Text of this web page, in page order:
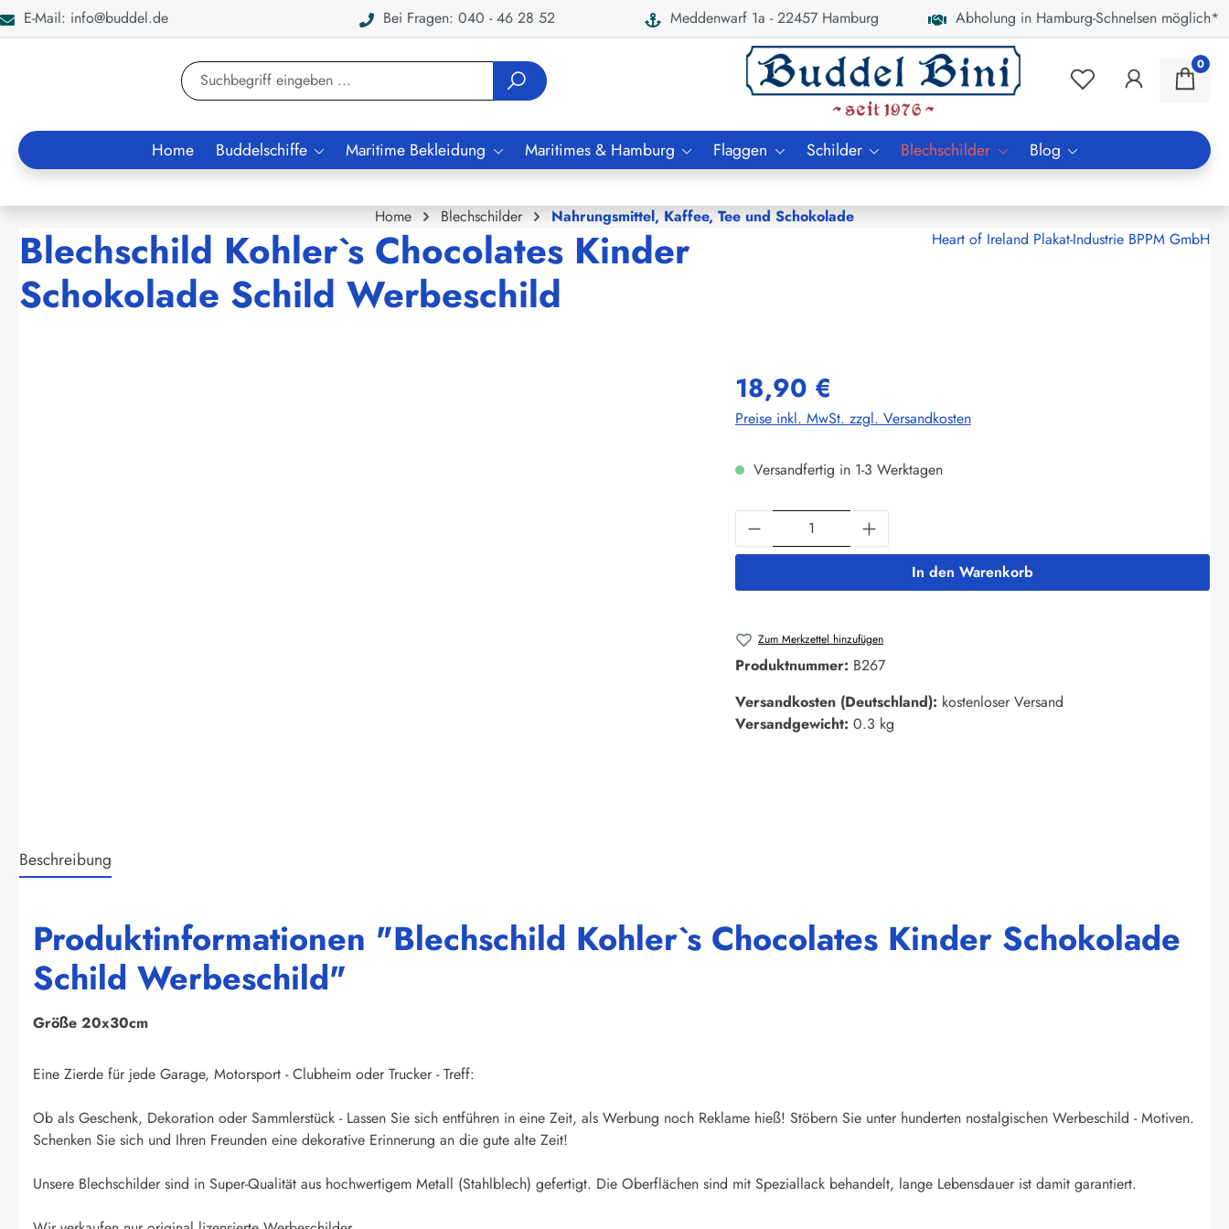
Zur Suche springen
E-Mail: info@buddel.de Bei Fragen: 040 - 46 28 52 Meddenwarf 1a - 22457 Hamburg Abholung in Hamburg-Schnelsen möglich*
0
Home Buddelschiffe Maritime Bekleidung Maritimes & Hamburg Flaggen Schilder Blechschilder Blog
Home Blechschilder Nahrungsmittel, Kaffee, Tee und Schokolade
Blechschild Kohler`s Chocolates Kinder
Schokolade Schild Werbeschild
Heart of Ireland Plakat-Industrie BPPM GmbH
18,90 €
Preise inkl. MwSt. zzgl. Versandkosten
Versandfertig in 1-3 Werktagen
Produkt Anzahl: Gib den gewünschten Wert ein
In den Warenkorb
Zum Merkzettel hinzufügen
Produktnummer: B267
Versandkosten (Deutschland): kostenloser Versand
Versandgewicht: 0.3 kg
Beschreibung
Produktinformationen "Blechschild Kohler`s Chocolates Kinder Schokolade
Schild Werbeschild"
Größe 20x30cm
Eine Zierde für jede Garage, Motorsport - Clubheim oder Trucker - Treff:
Ob als Geschenk, Dekoration oder Sammlerstück - Lassen Sie sich entführen in eine Zeit, als Werbung noch Reklame hieß! Stöbern Sie unter hunderten nostalgischen Werbeschild - Motiven.
Schenken Sie sich und Ihren Freunden eine dekorative Erinnerung an die gute alte Zeit!
Unsere Blechschilder sind in Super-Qualität aus hochwertigem Metall (Stahlblech) gefertigt. Die Oberflächen sind mit Speziallack behandelt, lange Lebensdauer ist damit garantiert.